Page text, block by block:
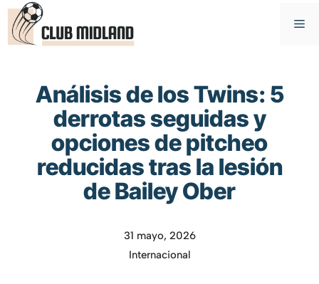
Saltar
contenido
Análisis de los Twins: 5
derrotas seguidas y
opciones de pitcheo
reducidas tras la lesión
de Bailey Ober
31 mayo, 2026
Internacional